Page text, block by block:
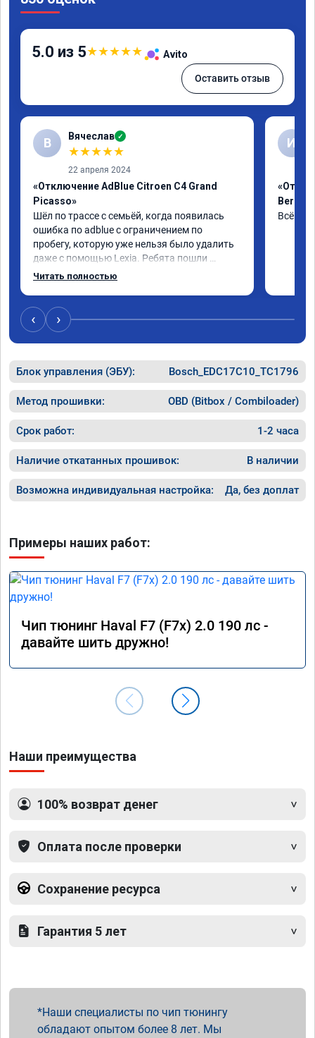
5.0 из 5★★★★★ Avito
Оставить отзыв
В Вячеслав ✓
★★★★★
22 апреля 2024
«Отключение AdBlue Citroen C4 Grand
Picasso»
Шёл по трассе с семьёй, когда появилась
ошибка по adblue с ограничением по
пробегу, которую уже нельзя было удалить
даже с помощью Lexia. Ребята пошли
навстречу, оперативно приняли и за час
Читать полностью
И
Всё
‹ ›
Блок управления (ЭБУ): Bosch_EDC17C10_TC1796
Метод прошивки: OBD (Bitbox / Combiloader)
Срок работ: 1-2 часа
Наличие откатанных прошивок: В наличии
Возможна индивидуальная настройка: Да, без доплат
Примеры наших работ:
Чип тюнинг Haval F7 (F7x) 2.0 190 лс -
давайте шить дружно!
Наши преимущества
100% возврат денег
Оплата после проверки
Сохранение ресурса
Гарантия 5 лет
Наши специалисты по чип тюнингу
обладают опытом более 8 лет. Мы